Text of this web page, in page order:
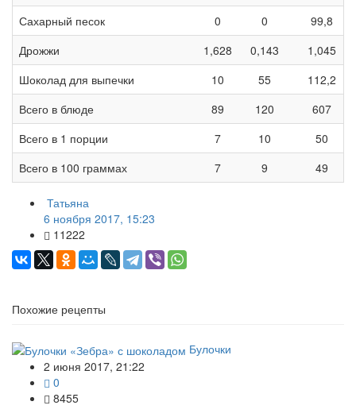
Сахарный песок
0 0
99,8
Дрожжи
1,628 0,143
1,045
Шоколад для выпечки
10 55
112,2
Всего в блюде
89 120
607
Всего в 1 порции
7 10
50
Всего в 100 граммах
7 9 49
Татьяна
6 ноября 2017, 15:23
11222
Похожие рецепты
Булочки
2 июня 2017, 21:22
0
8455